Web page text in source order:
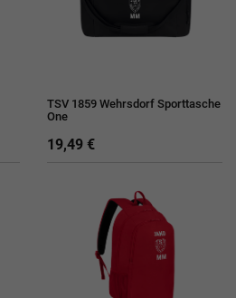
TSV 1859 Wehrsdorf Sporttasche
One
19,49 €